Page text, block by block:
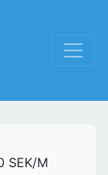
SEK/M